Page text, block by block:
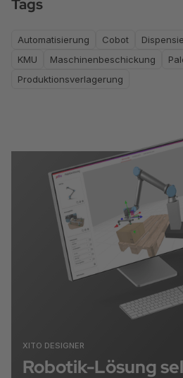
Tags
Automatisierung Cobot
KMU
Maschinenbeschickung
Produktionsverlagerung
XITO DESIGNER
Robotik-Lösung